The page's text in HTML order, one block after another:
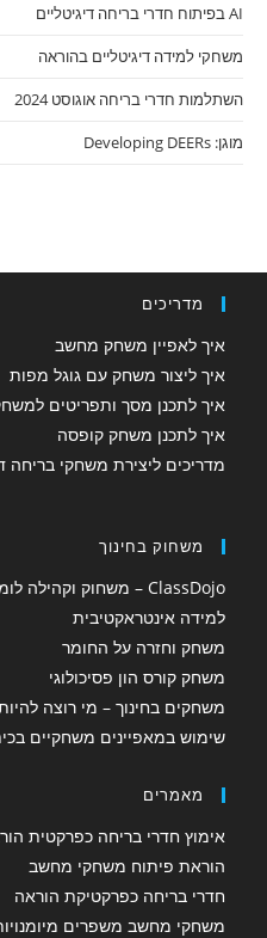
AI בפיתוח חדרי בריחה דיגיטליים
משחקי למידה דיגיטליים בהוראה
השתלמות חדרי בריחה אוגוסט 2024
מוגן: Developing DEERs
מדריכים
איך לאפיין משחק מחשב
איך ליצור משחק עם גוגל מפות
איך לתכנן מסך ותפריטים
איך לתכנן משחק קופסה
מדריכים ליצירת משחקי בריחה
משחוק בחינוך
ClassDojo – משחוק וקהילה לומדת משותפת
למידה אינטראקטיבית
משחק וחזרה על החומר
משחק קורס הון פסיכולוגי
משחקים בחינוך – מי רוצה להיות
שימוש במאפיינים משחקיים
מאמרים
אימוץ חדרי בריחה כפרקטית
הוראת פיתוח משחקי מחשב
חדרי בריחה כפרקטיקת הוראה
משחקי מחשב משפרים